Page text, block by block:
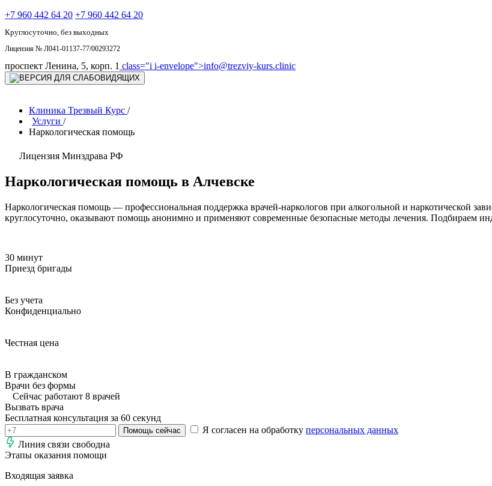
+7 960 442 64 20 +7 960 442 64 20
Круглосуточно, без выходных
Лицензия № Л041-01137-77/00293272
проспект Ленина, 5, корп. 1 class="i i-envelope">info@trezviy-kurs.clinic
Клиника Трезвый Курс /
Услуги /
Наркологическая помощь
Лицензия Минздрава РФ
Наркологическая помощь в Алчевске
Наркологическая помощь — профессиональная поддержка врачей-наркологов при алкогольной и наркотической
круглосуточно, оказывают помощь анонимно и применяют современные безопасные методы лечения. Подбираем
30 минут
Приезд бригады
Без учета
Конфиденциально
Честная цена
В гражданском
Врачи без формы
Сейчас работают 8 врачей
Вызвать врача
Бесплатная консультация за 60 секунд
Помощь сейчас Я согласен на обработку персональных данных
Линия связи свободна
Этапы оказания помощи
Входящая заявка